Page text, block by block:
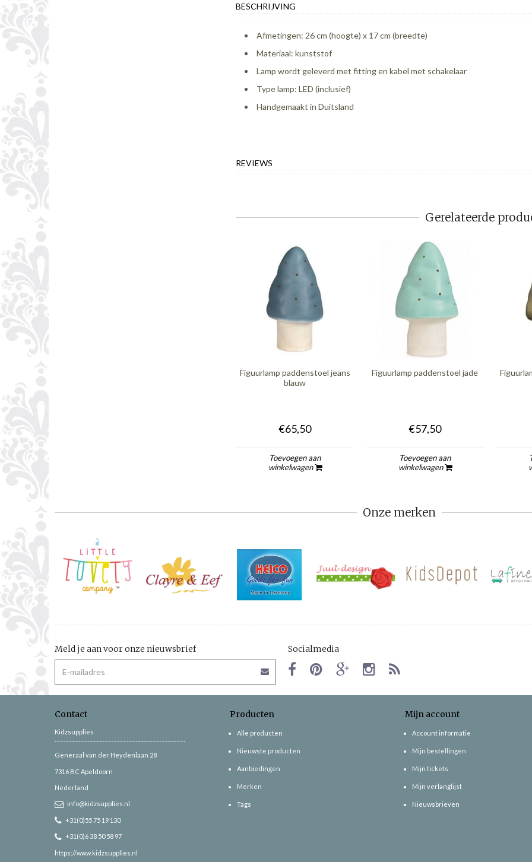
BESCHRIJVING
Afmetingen: 26 cm (hoogte) x 17 cm (breedte)
Materiaal: kunststof
Lamp wordt geleverd met fitting en kabel met schakelaar
Type lamp: LED (inclusief)
Handgemaakt in Duitsland
REVIEWS
Gerelateerde
Figuurlamp paddenstoel jeans
blauw
€65,50
Toevoegen aan
winkelwagen
Figuurlamp paddenstoel jade
€57,50
Toevoegen aan
winkelwagen
Onze merken
Meld je aan voor onze nieuwsbrief Socialmedia
Contact
Kidzsupplies
Generaal van der Heydenlaan 28
7316 BC Apeldoorn
Nederland
info@kidzsupplies.nl
+31(0)55 75 19 130
+31(0)6 38 50 58 97
https://www.kidzsupplies.nl
Producten
Alle producten
Nieuwste producten
Aanbiedingen
Merken
Tags
Mijn account
Account informatie
Mijn bestellingen
Mijn tickets
Mijn verlanglijst
Nieuwsbrieven